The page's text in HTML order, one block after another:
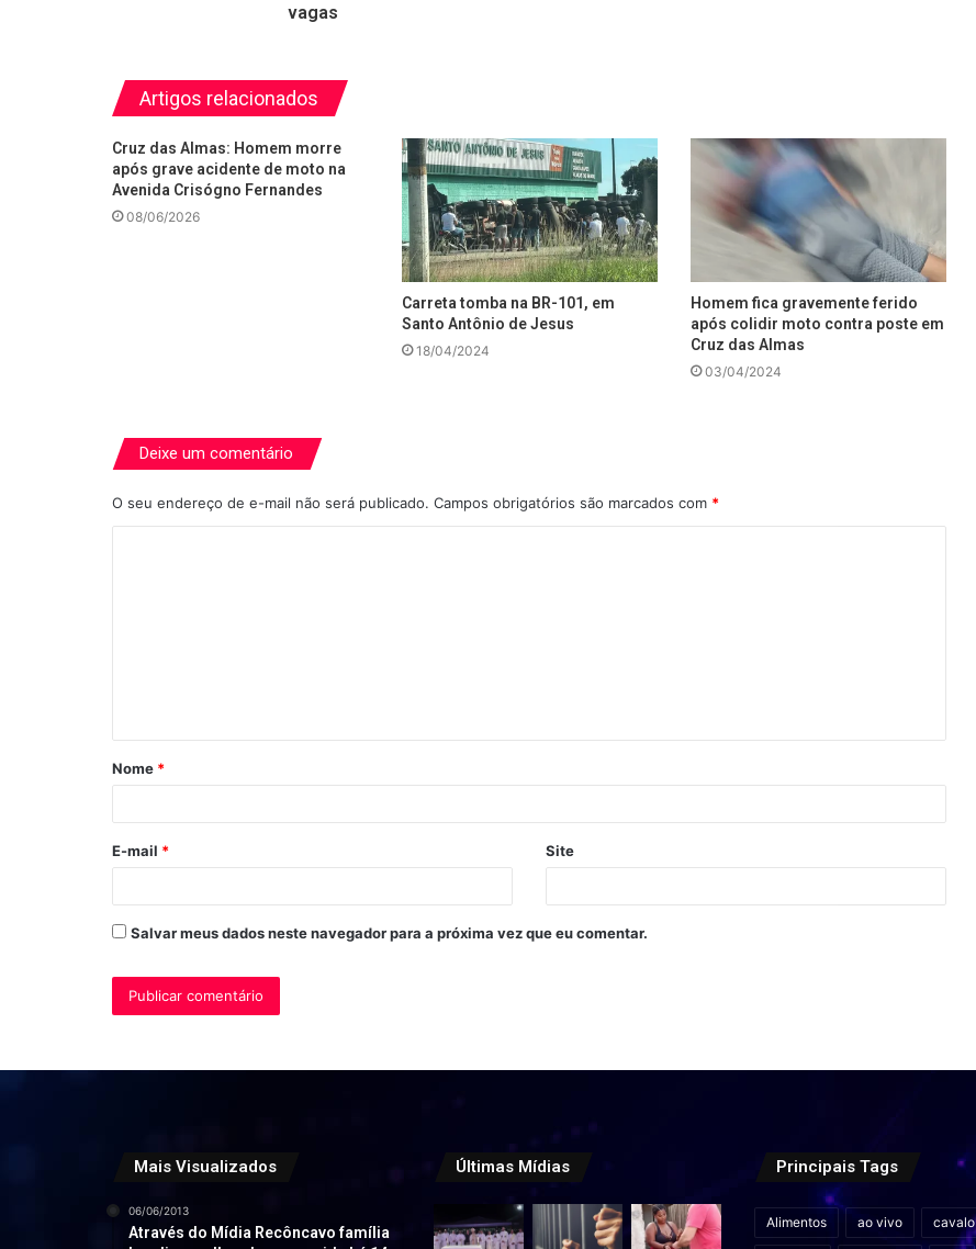
vagas
Artigos relacionados
Cruz das Almas: Homem morre
após grave acidente de moto na
Avenida Crisógno Fernandes
08/06/2026
Carreta tomba na BR-101, em
Santo Antônio de Jesus
18/04/2024
Homem fica gravemente ferido
após colidir moto contra poste em
Cruz das Almas
03/04/2024
Deixe um comentário
O seu endereço de e-mail não será publicado. Campos obrigatórios são marcados com *
á
r
*
Nome *
E-mail * Site
Salvar meus dados neste navegador para a próxima vez que eu comentar.
Mais Visualizados
06/06/2013
Através do Mídia Recôncavo família
Últimas Mídias Principais Tags
Alimentos ao vivo cavalo